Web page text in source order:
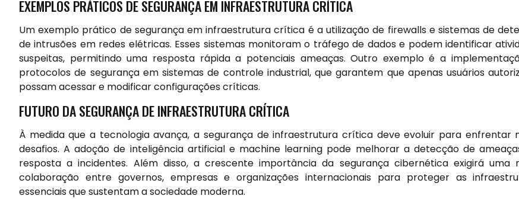
EXEMPLOS PRÁTICOS DE SEGURANÇA EM INFRAESTRUTURA CRÍTICA
Um exemplo prático de segurança em infraestrutura crítica é a utilização de firewalls e sistemas de
de intrusões em redes elétricas. Esses sistemas monitoram o tráfego de dados e podem identificar
suspeitas, permitindo uma resposta rápida a potenciais ameaças. Outro exemplo é a
protocolos de segurança em sistemas de controle industrial, que garantem que apenas usuários
possam acessar e modificar configurações críticas.
FUTURO DA SEGURANÇA DE INFRAESTRUTURA CRÍTICA
À medida que a tecnologia avança, a segurança de infraestrutura crítica deve evoluir para enfrentar
desafios. A adoção de inteligência artificial e machine learning pode melhorar a detecção de
resposta a incidentes. Além disso, a crescente importância da segurança cibernética exigirá uma
colaboração entre governos, empresas e organizações internacionais para proteger as
essenciais que sustentam a sociedade moderna.